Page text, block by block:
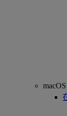
macOS